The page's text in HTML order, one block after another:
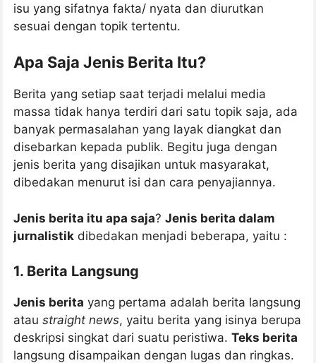
isu yang sifatnya fakta/ nyata dan diurutkan
sesuai dengan topik tertentu.
Apa Saja Jenis Berita Itu?
Berita yang setiap saat terjadi melalui media
massa tidak hanya terdiri dari satu topik saja, ada
banyak permasalahan yang layak diangkat dan
disebarkan kepada publik. Begitu juga dengan
jenis berita yang disajikan untuk masyarakat,
dibedakan menurut isi dan cara penyajiannya.
Jenis berita itu apa saja? Jenis berita dalam
jurnalistik dibedakan menjadi beberapa, yaitu :
1. Berita Langsung
Jenis berita yang pertama adalah berita langsung
atau straight news, yaitu berita yang isinya berupa
deskripsi singkat dari suatu peristiwa. Teks berita
langsung disampaikan dengan lugas dan ringkas.